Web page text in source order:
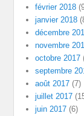
février 2018
janvier 2018
décembre
novembre
octobre 2017
septembre
août 2017 (7)
juillet 2017
juin 2017 (6)